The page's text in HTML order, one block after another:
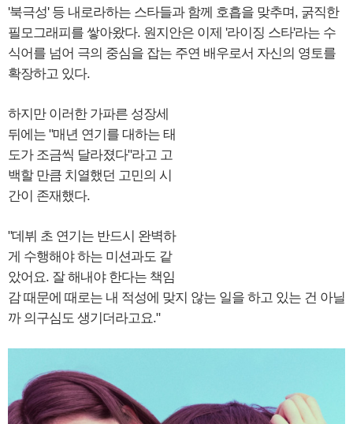
'북극성' 등 내로라하는 스타들과 함께 호흡을 맞추며, 굵직한
필모그래피를 쌓아왔다. 원지안은 이제 '라이징 스타'라는 수
식어를 넘어 극의 중심을 잡는 주연 배우로서 자신의 영토를
확장하고 있다.
하지만 이러한 가파른 성장세
뒤에는 "매년 연기를 대하는 태
도가 조금씩 달라졌다"라고 고
백할 만큼 치열했던 고민의 시
간이 존재했다.
"데뷔 초 연기는 반드시 완벽하
게 수행해야 하는 미션과도 같
았어요. 잘 해내야 한다는 책임
감 때문에 때로는 내 적성에 맞지 않는 일을 하고 있는 건 아닐
까 의구심도 생기더라고요."